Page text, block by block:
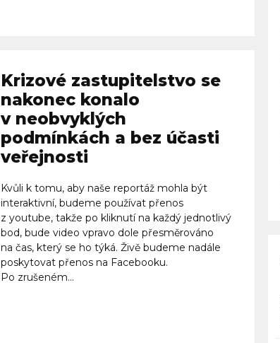
Krizové zastupitelstvo se
nakonec konalo
v neobvyklých
podmínkách a bez účasti
veřejnosti
Kvůli k tomu, aby naše reportáž mohla být
interaktivní, budeme používat přenos
z youtube, takže po kliknutí na každý jednotlivý
bod, bude video vpravo dole přesměrováno
na čas, který se ho týká. Živě budeme nadále
poskytovat přenos na Facebooku.
Po zrušeném...